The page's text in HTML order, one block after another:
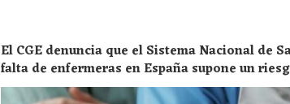
El CGE denuncia que el Sistema Nacional de
falta de enfermeras en España supone un
toda la población